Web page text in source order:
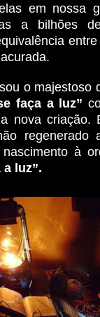
em nossa
a bilhões
o majestoso
faça a luz”
nova criação.
regenerado
à
a luz”.